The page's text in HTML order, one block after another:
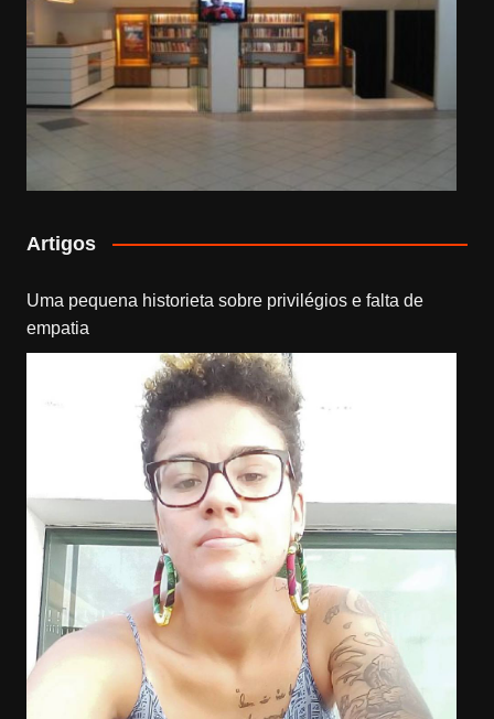
Artigos
Uma pequena historieta sobre privilégios e falta de
empatia